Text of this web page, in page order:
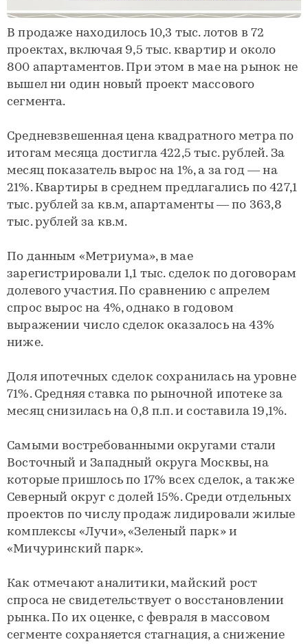
В продаже находилось 10,3 тыс. лотов в 72
проектах, включая 9,5 тыс. квартир и около
800 апартаментов. При этом в мае на рынок не
вышел ни один новый проект массового
сегмента.
Средневзвешенная цена квадратного метра по
итогам месяца достигла 422,5 тыс. рублей. За
месяц показатель вырос на 1%, а за год — на
21%. Квартиры в среднем предлагались по 427,1
тыс. рублей за кв.м, апартаменты — по 363,8
тыс. рублей за кв.м.
По данным «Метриума», в мае
зарегистрировали 1,1 тыс. сделок по договорам
долевого участия. По сравнению с апрелем
спрос вырос на 4%, однако в годовом
выражении число сделок оказалось на 43%
ниже.
Доля ипотечных сделок сохранилась на уровне
71%. Средняя ставка по рыночной ипотеке за
месяц снизилась на 0,8 п.п. и составила 19,1%.
Самыми востребованными округами стали
Восточный и Западный округа Москвы, на
которые пришлось по 17% всех сделок, а также
Северный округ с долей 15%. Среди отдельных
проектов по числу продаж лидировали жилые
комплексы «Лучи», «Зеленый парк» и
«Мичуринский парк».
Как отмечают аналитики, майский рост
спроса не свидетельствует о восстановлении
рынка. По их оценке, с февраля в массовом
сегменте сохраняется стагнация, а снижение